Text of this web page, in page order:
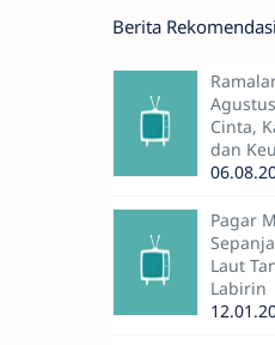
Berita Rekomendasi
Cinta,
dan
Pagar
Laut
Labirin